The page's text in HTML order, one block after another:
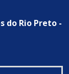
do Rio Preto -